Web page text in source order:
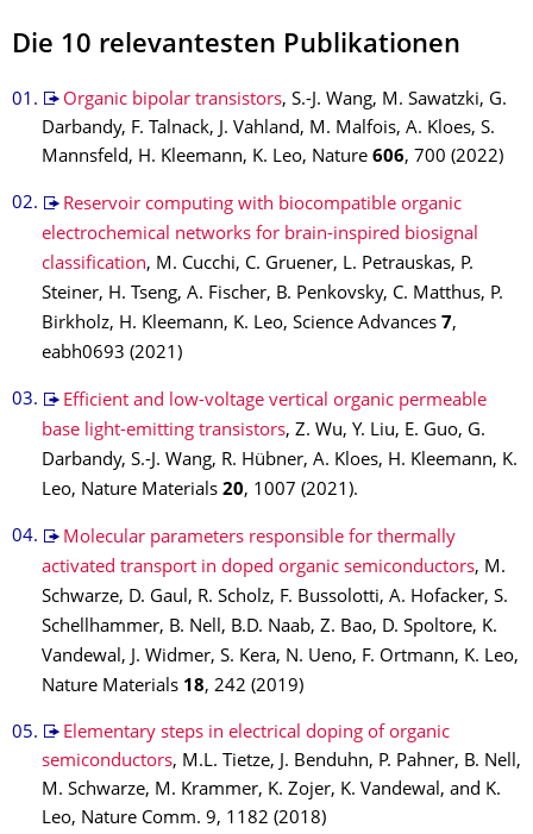
Die 10 relevantesten Publikationen
Organic bipolar transistors, S.-J. Wang, M. Sawatzki, G.
Darbandy, F. Talnack, J. Vahland, M. Malfois, A. Kloes, S.
Mannsfeld, H. Kleemann, K. Leo, Nature 606, 700 (2022)
Reservoir computing with biocompatible organic
electrochemical networks for brain-inspired biosignal
classification, M. Cucchi, C. Gruener, L. Petrauskas, P.
Steiner, H. Tseng, A. Fischer, B. Penkovsky, C. Matthus, P.
Birkholz, H. Kleemann, K. Leo, Science Advances 7,
eabh0693 (2021)
Efficient and low-voltage vertical organic permeable
base light-emitting transistors, Z. Wu, Y. Liu, E. Guo, G.
Darbandy, S.-J. Wang, R. Hübner, A. Kloes, H. Kleemann, K.
Leo, Nature Materials 20, 1007 (2021).
Molecular parameters responsible for thermally
activated transport in doped organic semiconductors, M.
Schwarze, D. Gaul, R. Scholz, F. Bussolotti, A. Hofacker, S.
Schellhammer, B. Nell, B.D. Naab, Z. Bao, D. Spoltore, K.
Vandewal, J. Widmer, S. Kera, N. Ueno, F. Ortmann, K. Leo,
Nature Materials 18, 242 (2019)
Elementary steps in electrical doping of organic
semiconductors, M.L. Tietze, J. Benduhn, P. Pahner, B. Nell,
M. Schwarze, M. Krammer, K. Zojer, K. Vandewal, and K.
Leo, Nature Comm. 9, 1182 (2018)